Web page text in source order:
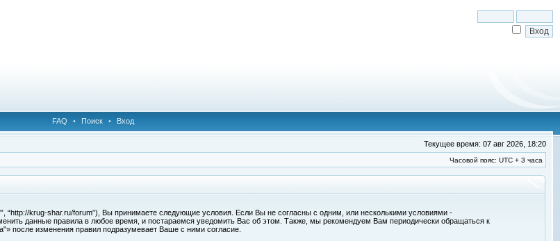
FAQ • Поиск • Вход
Текущее время: 07 авг 2026, 18:20
Часовой пояс: UTC + 3 часа
krug-shar.ru/forum”), Вы принимаете следующие условия. Если Вы не согласны с одним, или несколькими условиями -
данные правила в любое время, и постараемся уведомить Вас об этом. Также, мы рекомендуем Вам периодически обращаться к
после изменения правил подразумевает Ваше с ними согласие.